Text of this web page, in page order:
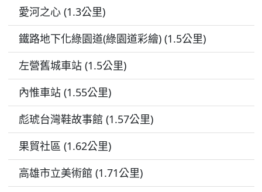
愛河之心 (1.3公里)
鐵路地下化綠園道(綠園道彩繪) (1.5公里)
左營舊城車站 (1.5公里)
內惟車站 (1.55公里)
彪琥台灣鞋故事館 (1.57公里)
果貿社區 (1.62公里)
高雄市立美術館 (1.71公里)